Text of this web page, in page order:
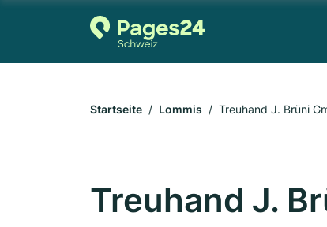
Startseite Lommis Treuhand J. Brüni
Treuhand J.